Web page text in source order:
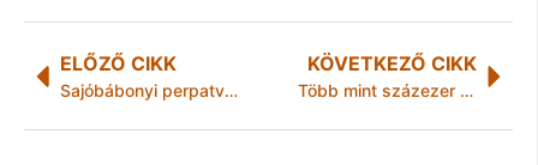
ELŐZŐ CIKK
Sajóbábonyi perpatvar
KÖVETKEZŐ CIKK
Több mint százezer nő vette igénybe a 40 év munka után járó kedvezményes nyugdíjat